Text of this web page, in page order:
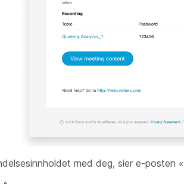
med deg, sier e-posten